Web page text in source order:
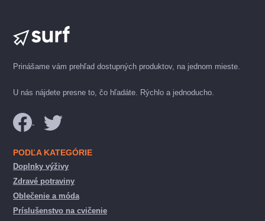
Prinášame vám prehľad dostupných produktov, na jednom mieste.
U nás nájdete presne to, čo hľadáte. Rýchlo a jednoducho.
PODĽA KATEGÓRIE
Doplnky výživy
Zdravé potraviny
Oblečenie a móda
Príslušenstvo na cvičenie